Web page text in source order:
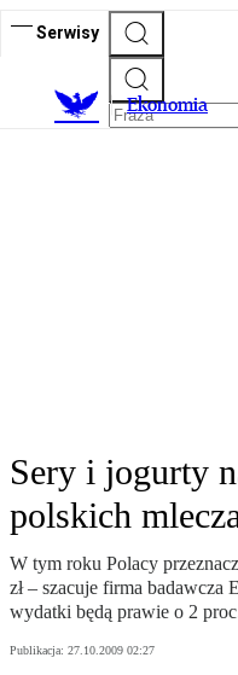
Serwisy
Ekonomia
Sery i jogurty
polskich
W tym roku Polacy
zł – szacuje firma badawcza
wydatki będą prawie o 2
Publikacja: 27.10.2009 02:27